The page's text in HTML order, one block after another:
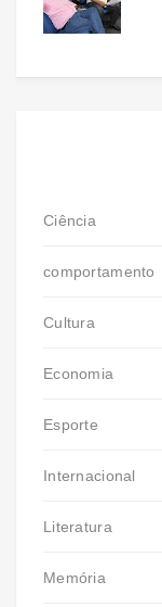
Ciência
comportamento
Cultura
Economia
Esporte
Internacional
Literatura
Memória